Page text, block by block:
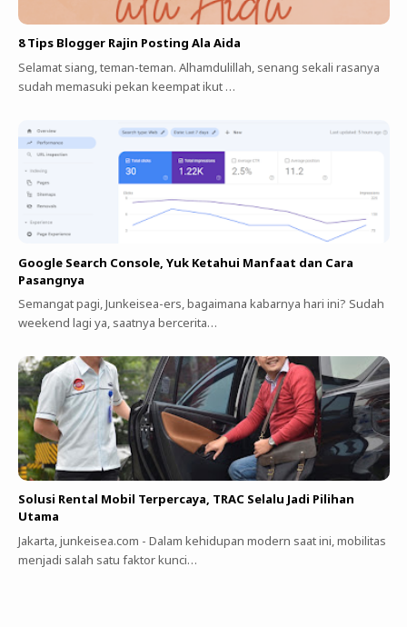
8 Tips Blogger Rajin Posting Ala Aida
Selamat siang, teman-teman. Alhamdulillah, senang sekali rasanya
sudah memasuki pekan keempat ikut …
Google Search Console, Yuk Ketahui Manfaat dan Cara
Pasangnya
Semangat pagi, Junkeisea-ers, bagaimana kabarnya hari ini? Sudah
weekend lagi ya, saatnya bercerita…
Solusi Rental Mobil Terpercaya, TRAC Selalu Jadi Pilihan
Utama
Jakarta, junkeisea.com - Dalam kehidupan modern saat ini, mobilitas
menjadi salah satu faktor kunci…